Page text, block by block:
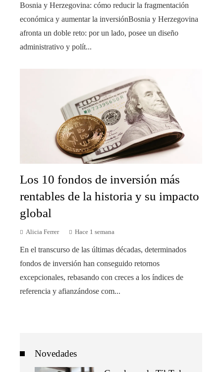
Bosnia y Herzegovina: cómo reducir la fragmentación
económica y aumentar la inversiónBosnia y Herzegovina
afronta un doble reto: por un lado, posee un diseño
administrativo y polít...
Los 10 fondos de inversión más
rentables de la historia y su impacto
global
Alicia Ferrer Hace 1 semana
En el transcurso de las últimas décadas, determinados
fondos de inversión han conseguido retornos
excepcionales, rebasando con creces a los índices de
referencia y afianzándose com...
Novedades